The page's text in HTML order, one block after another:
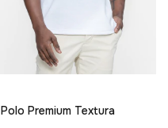
Polo Premium Textura